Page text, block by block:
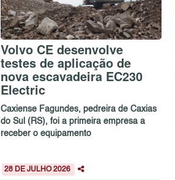
Volvo CE desenvolve
testes de aplicação de
nova escavadeira EC230
Electric
Caxiense Fagundes, pedreira de Caxias
do Sul (RS), foi a primeira empresa a
receber o equipamento
28 DE JULHO 2026